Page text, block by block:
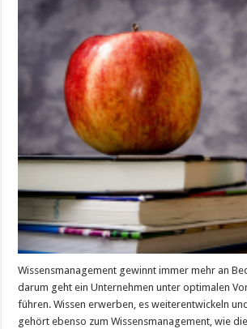
Wissensmanagement gewinnt immer mehr an
darum geht ein Unternehmen unter optimalen
führen. Wissen erwerben, es weiterentwickeln
gehört ebenso zum Wissensmanagement, wie